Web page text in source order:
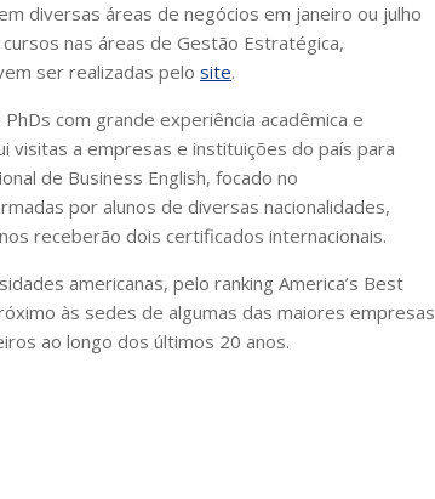
diversas áreas de negócios em janeiro ou julho
nas áreas de Gestão Estratégica,
ser realizadas pelo site.
com grande experiência acadêmica e
visitas a empresas e instituições do país para
de Business English, focado no
por alunos de diversas nacionalidades,
receberão dois certificados internacionais.
americanas, pelo ranking America’s Best
às sedes de algumas das maiores empresas
ao longo dos últimos 20 anos.